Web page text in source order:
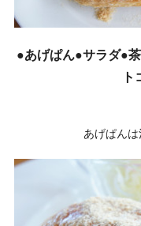
●あげぱん●サラダ●
あげぱん